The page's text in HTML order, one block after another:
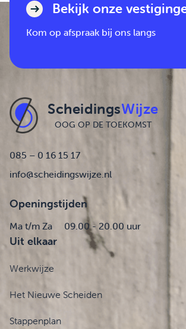
Bekijk onze
Kom op afspraak bij ons langs
ScheidingsWijze
OOG OP DE TOEKOMST
085 – 0 16 15 17
info@scheidingswijze.nl
Openingstijden
Ma t/m Za 09.00 - 20.00 uur
Uit elkaar
Werkwijze
Het Nieuwe Scheiden
Stappenplan